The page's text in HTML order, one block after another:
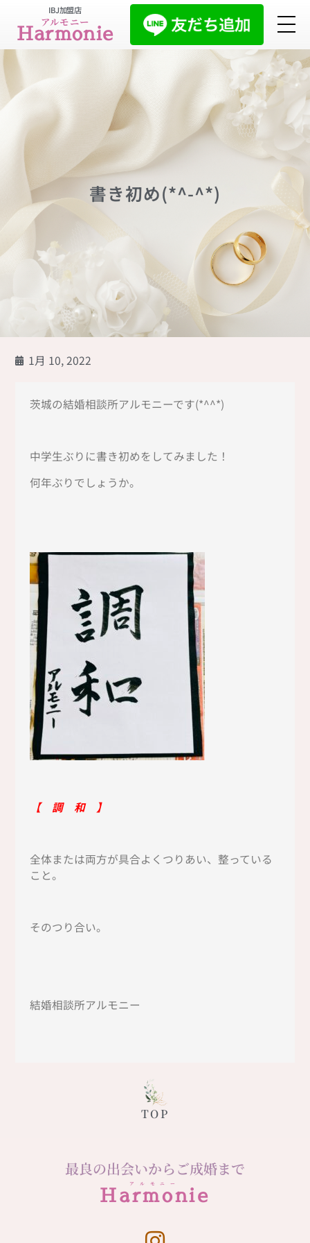
IBJ加盟店
アルモニー
Harmonie
書き初め(*^-^*)
1月 10, 2022
茨城の結婚相談所アルモニーです(*^^*)
中学生ぶりに書き初めをしてみました！
何年ぶりでしょうか。
【 調 和 】
全体または両方が具合よくつりあい、整っている
こと。
そのつり合い。
結婚相談所アルモニー
TOP
最良の出会いからご成婚まで
アルモニー
Harmonie